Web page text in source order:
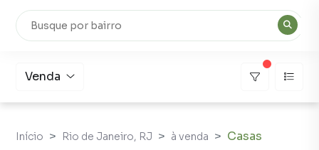
Venda
Início Rio de Janeiro, RJ à venda
Casas